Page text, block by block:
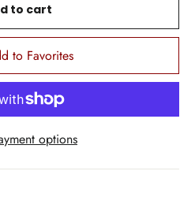
to cart
to Favorites
options